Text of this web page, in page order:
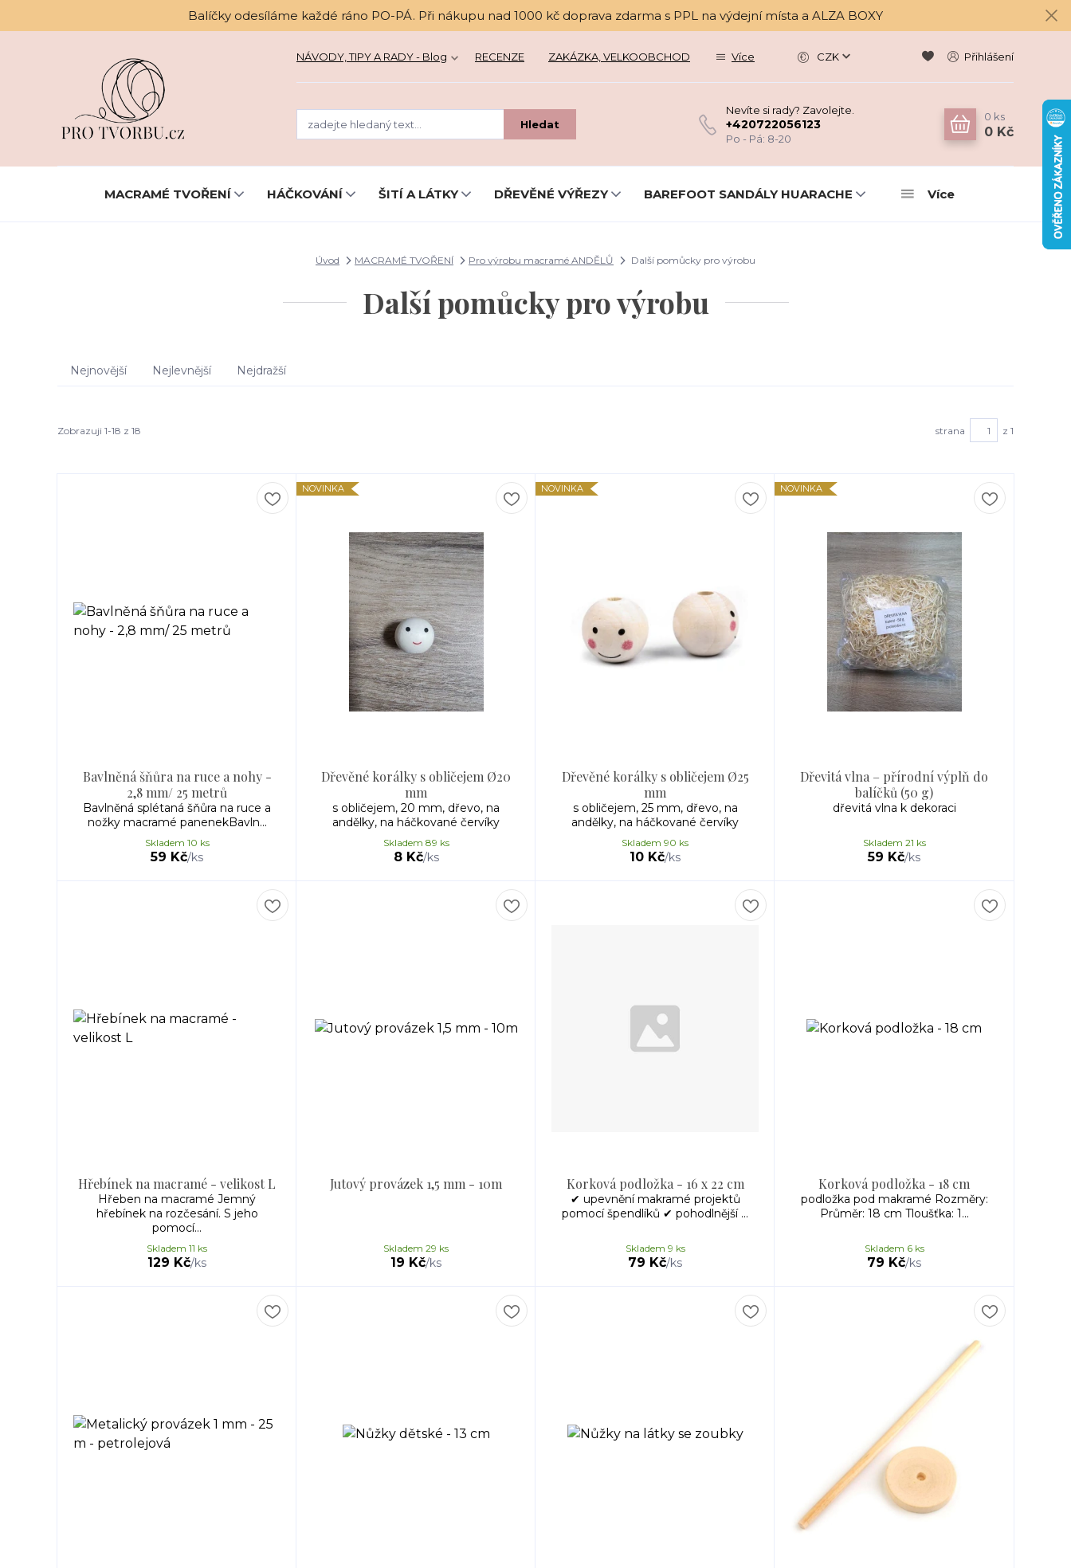
Balíčky odesíláme každé ráno PO-PÁ. Při nákupu nad 1000 kč doprava zdarma s PPL na výdejní místa a ALZA BOXY
NÁVODY, TIPY A RADY - Blog RECENZE ZAKÁZKA, VELKOOBCHOD Více CZK Přihlášení
Hledat
Nevíte si rady? Zavolejte.
+420722056123
Po - Pá: 8-20
0 ks
0 Kč
MACRAMÉ TVOŘENÍ HÁČKOVÁNÍ ŠITÍ A LÁTKY DŘEVĚNÉ VÝŘEZY BAREFOOT SANDÁLY HUARACHE Více
Úvod MACRAMÉ TVOŘENÍ Pro výrobu macramé ANDĚLŮ Další pomůcky pro výrobu
Další pomůcky pro výrobu
Nejnovější Nejlevnější Nejdražší
Zobrazuji 1-18 z 18 strana z 1
Bavlněná šňůra na ruce a nohy -
2,8 mm/ 25 metrů
Bavlněná splétaná šňůra na ruce a
nožky macramé panenekBavln...
59 Kč/ks
Skladem 10 ks
NOVINKA
Dřevěné korálky s obličejem Ø20
mm
s obličejem, 20 mm, dřevo, na
andělky, na háčkované červíky
8 Kč/ks
Skladem 89 ks
NOVINKA
Dřevěné korálky s obličejem Ø25
mm
s obličejem, 25 mm, dřevo, na
andělky, na háčkované červíky
10 Kč/ks
Skladem 90 ks
NOVINKA
Dřevitá vlna – přírodní výplň do
balíčků (50 g)
dřevitá vlna k dekoraci
59 Kč/ks
Skladem 21 ks
Hřebínek na macramé - velikost L
Hřeben na macramé Jemný
hřebínek na rozčesání. S jeho
pomocí...
129 Kč/ks
Skladem 11 ks
Jutový provázek 1,5 mm - 10m
19 Kč/ks
Skladem 29 ks
Korková podložka - 16 x 22 cm
✔ upevnění makramé projektů
pomocí špendlíků ✔ pohodlnější ...
79 Kč/ks
Skladem 9 ks
Korková podložka - 18 cm
podložka pod makramé Rozměry:
Průměr: 18 cm Tloušťka: 1...
79 Kč/ks
Skladem 6 ks